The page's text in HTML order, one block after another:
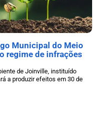
Municipal do Meio
regime de infrações
de Joinville, instituído
a produzir efeitos em 30 de